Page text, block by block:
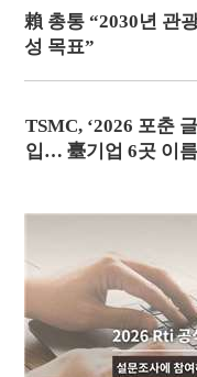
賴 총통 “2030년 관
성 목표”
TSMC, ‘2026 포춘
입… 臺기업 6곳 이